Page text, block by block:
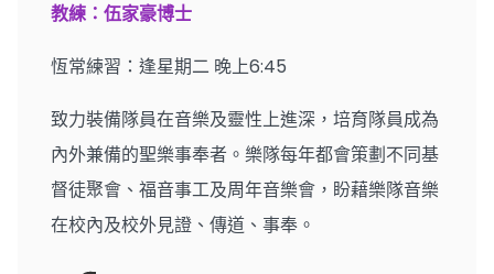
教練：伍家豪博士
恆常練習：逢星期二 晚上6:45
致力裝備隊員在音樂及靈性上進深，培育隊員成為
內外兼備的聖樂事奉者。樂隊每年都會策劃不同基
督徒聚會、福音事工及周年音樂會，盼藉樂隊音樂
在校內及校外見證、傳道、事奉。